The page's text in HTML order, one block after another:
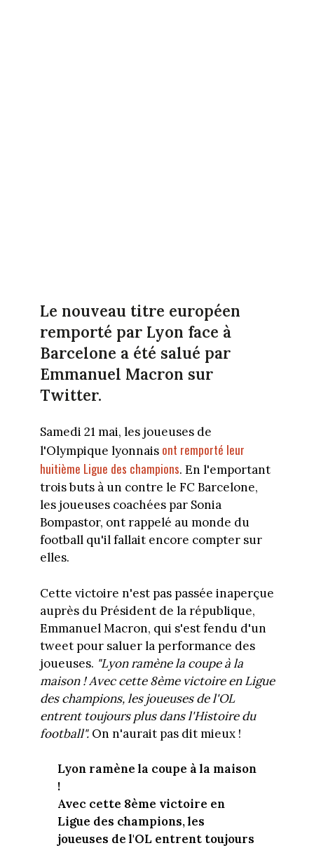
Le nouveau titre européen
remporté par Lyon face à
Barcelone a été salué par
Emmanuel Macron sur
Twitter.
Samedi 21 mai, les joueuses de
l'Olympique lyonnais ont remporté leur
huitième Ligue des champions. En l'emportant
trois buts à un contre le FC Barcelone,
les joueuses coachées par Sonia
Bompastor, ont rappelé au monde du
football qu'il fallait encore compter sur
elles.
Cette victoire n'est pas passée inaperçue
auprès du Président de la république,
Emmanuel Macron, qui s'est fendu d'un
tweet pour saluer la performance des
joueuses. "Lyon ramène la coupe à la
maison ! Avec cette 8ème victoire en Ligue
des champions, les joueuses de l'OL
entrent toujours plus dans l'Histoire du
football". On n'aurait pas dit mieux !
Lyon ramène la coupe à la maison
!
Avec cette 8ème victoire en
Ligue des champions, les
joueuses de l'OL entrent toujours